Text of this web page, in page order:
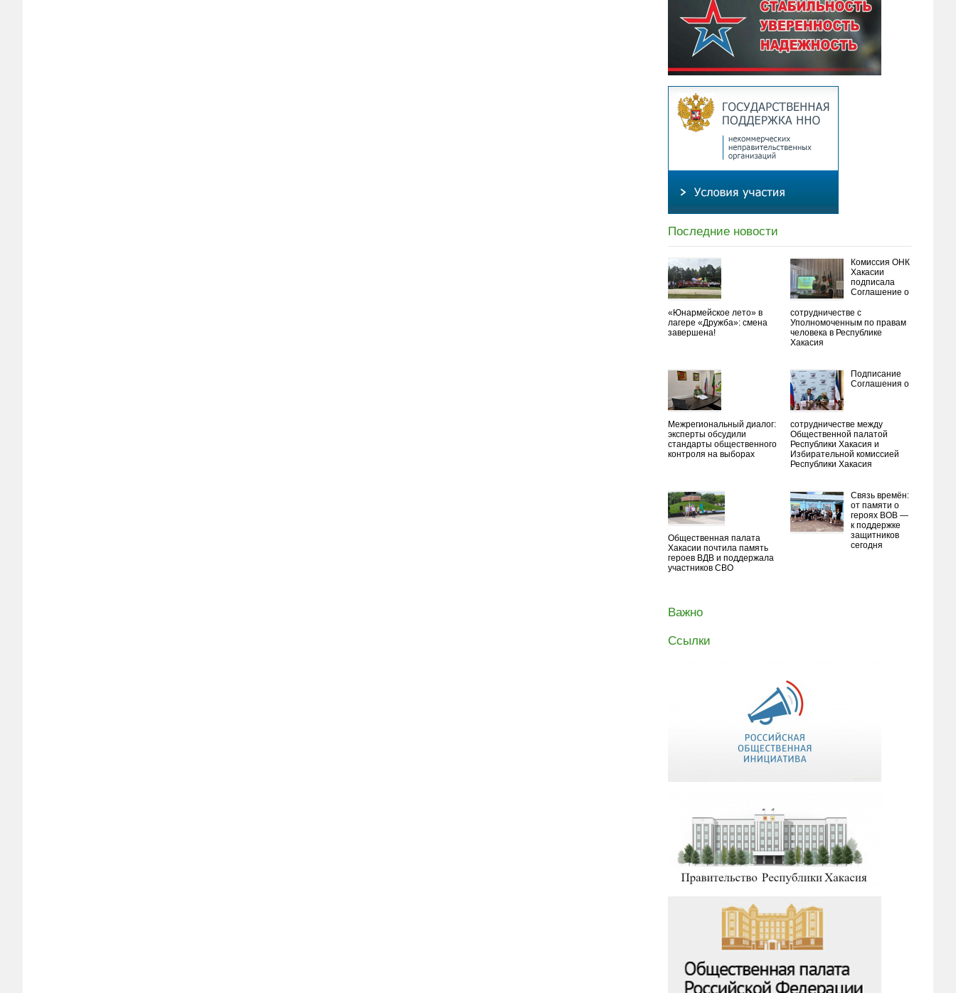
Последние новости
«Юнармейское лето» в
лагере «Дружба»: смена
завершена!
Комиссия ОНК
Хакасии
подписала
Соглашение о
сотрудничестве с
Уполномоченным по правам
человека в Республике
Хакасия
Межрегиональный диалог:
эксперты обсудили
стандарты общественного
контроля на выборах
Подписание
Соглашения о
сотрудничестве между
Общественной палатой
Республики Хакасия и
Избирательной комиссией
Республики Хакасия
Общественная палата
Хакасии почтила память
героев ВДВ и поддержала
участников СВО
Связь времён:
от памяти о
героях ВОВ —
к поддержке
защитников
сегодня
Важно
Ссылки